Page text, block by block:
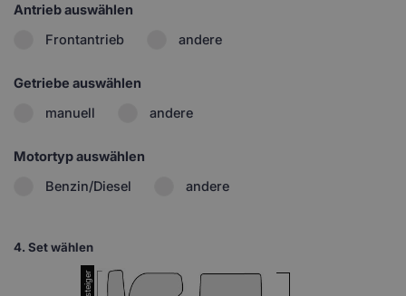
Antrieb auswählen
Frontantrieb
andere
Getriebe auswählen
manuell
andere
Motortyp auswählen
Benzin/Diesel
andere
4. Set wählen